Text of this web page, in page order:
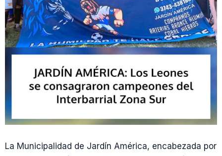
La Municipalidad de Jardín América, encabezada por